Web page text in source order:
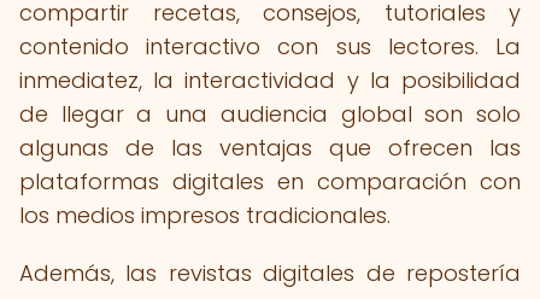
compartir recetas, consejos, tutoriales y
contenido interactivo con sus lectores. La
inmediatez, la interactividad y la posibilidad
de llegar a una audiencia global son solo
algunas de las ventajas que ofrecen las
plataformas digitales en comparación con
los medios impresos tradicionales.
Además, las revistas digitales de repostería